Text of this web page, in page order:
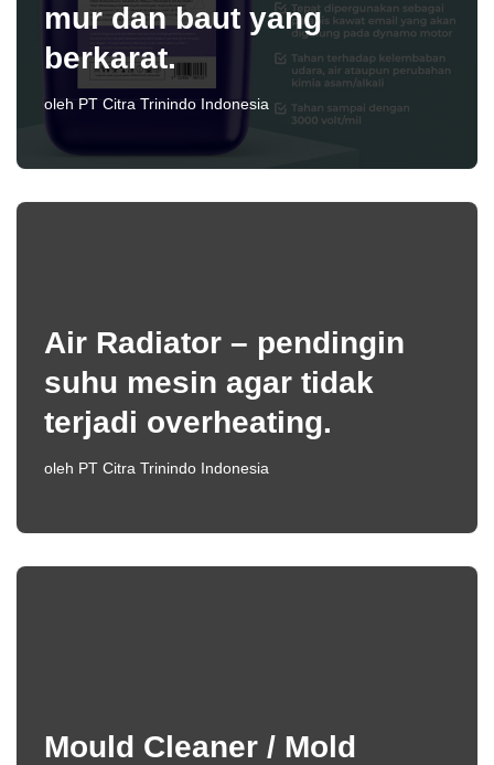
mur dan baut yang
berkarat.
oleh PT Citra Trinindo Indonesia
Air Radiator – pendingin
suhu mesin agar tidak
terjadi overheating.
oleh PT Citra Trinindo Indonesia
Mould Cleaner / Mold